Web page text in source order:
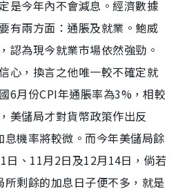
是今年內不會減息。經濟數據
有兩方面：通脹及就業。鮑威
認為現今就業市場依然強勁。
心，換言之他唯一較不確定就
6月份CPI年通脹率為3%，相較
美儲局才對貨幣政策作出反
機率將較微。而今年美儲局餘
日、11月2日及12月14日，倘若
剩餘的加息日子便不多，就是